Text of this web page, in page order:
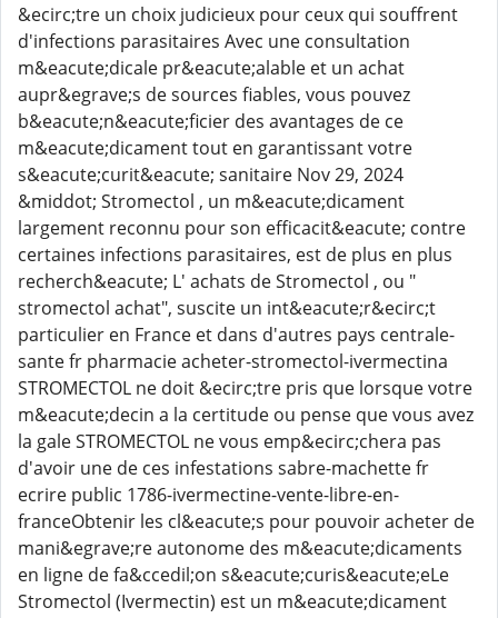
&ecirc;tre un choix judicieux pour ceux qui souffrent
d'infections parasitaires Avec une consultation
m&eacute;dicale pr&eacute;alable et un achat
aupr&egrave;s de sources fiables, vous pouvez
b&eacute;n&eacute;ficier des avantages de ce
m&eacute;dicament tout en garantissant votre
s&eacute;curit&eacute; sanitaire Nov 29, 2024
&middot; Stromectol , un m&eacute;dicament
largement reconnu pour son efficacit&eacute; contre
certaines infections parasitaires, est de plus en plus
recherch&eacute; L' achats de Stromectol , ou "
stromectol achat", suscite un int&eacute;r&ecirc;t
particulier en France et dans d'autres pays centrale-
sante fr pharmacie acheter-stromectol-ivermectina
STROMECTOL ne doit &ecirc;tre pris que lorsque votre
m&eacute;decin a la certitude ou pense que vous avez
la gale STROMECTOL ne vous emp&ecirc;chera pas
d'avoir une de ces infestations sabre-machette fr
ecrire public 1786-ivermectine-vente-libre-en-
franceObtenir les cl&eacute;s pour pouvoir acheter de
mani&egrave;re autonome des m&eacute;dicaments
en ligne de fa&ccedil;on s&eacute;curis&eacute;eLe
Stromectol (Ivermectin) est un m&eacute;dicament